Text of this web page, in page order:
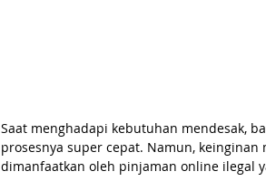
Saat menghadapi kebutuhan mendesak,
prosesnya super cepat. Namun,
dimanfaatkan oleh pinjaman online ilegal